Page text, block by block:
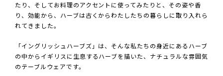
たり、そしてお料理のアクセントに使ってみたりと、その姿や香
り、効能から、ハーブは古くからわたしたちの暮らしに取り入れら
れてきました。
「イングリッシュハーブズ」は、そんな私たちの身近にあるハーブ
の中からイギリスに生息するハーブを描いた、ナチュラルな雰囲気
のテーブルウェアです。